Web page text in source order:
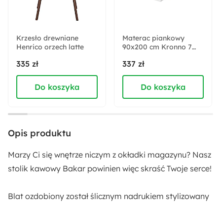
Szerokość:
50 cm
Wysokość nóżek:
40 cm
Liczba sztuk w zestawie:
1
Kolor blatu:
Biały marmur
Kolor nóżek:
Krzesło drewniane
Henrico orzech latte
335 zł
Do koszyka
Materac piankowy
90x200 cm Kronno 7
337 zł
Do koszyka
Opis produktu
Marzy Ci się wnętrze niczym z okładki magazynu? Nasz
stolik kawowy Bakar powinien więc skraść Twoje serce!
Blat ozdobiony został ślicznym nadrukiem stylizowany